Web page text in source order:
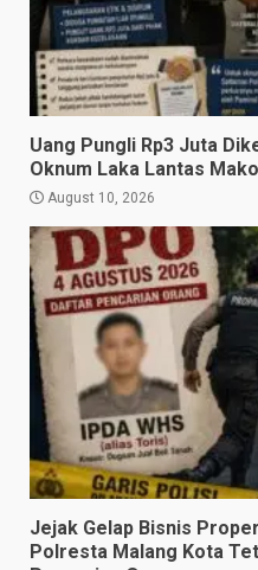
Uang Pungli Rp3 Juta
Oknum Laka Lantas
August 10, 2026
Jejak Gelap Bisnis
Polresta Malang Kota